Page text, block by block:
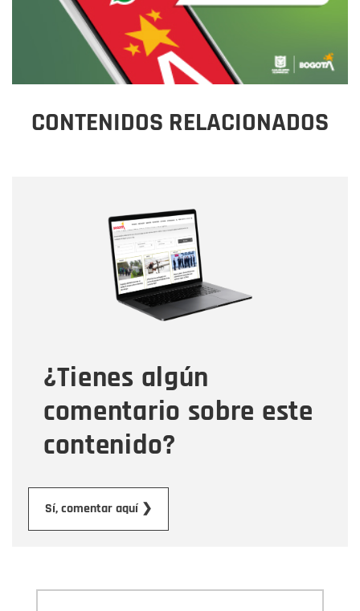
CONTENIDOS RELACIONADOS
¿Tienes algún
comentario sobre este
contenido?
Sí, comentar aquí ❯
Correo electrónico
Tipo de comentario
Mensaje